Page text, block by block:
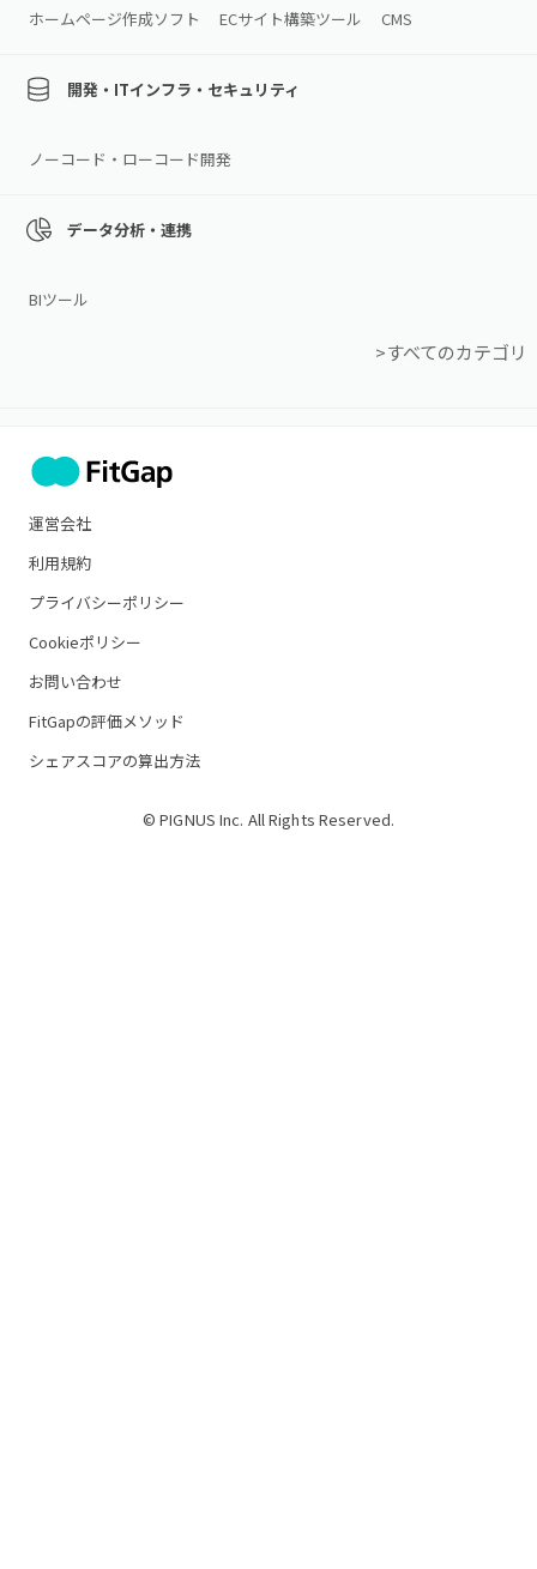
ホームページ作成ソフト ECサイト構築ツール CMS
開発・ITインフラ・セキュリティ
ノーコード・ローコード開発
データ分析・連携
BIツール
>すべてのカテゴリ
運営会社
利用規約
プライバシーポリシー
Cookieポリシー
お問い合わせ
FitGapの評価メソッド
シェアスコアの算出方法
© PIGNUS Inc. All Rights Reserved.